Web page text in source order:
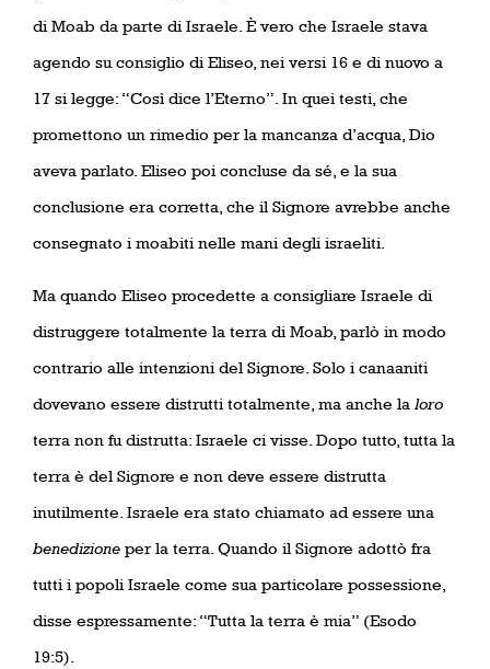
di Moab da parte di Israele. È vero che Israele stava
agendo su consiglio di Eliseo, nei versi 16 e di nuovo a
17 si legge: “Così dice l’Eterno”. In quei testi, che
promettono un rimedio per la mancanza d’acqua, Dio
aveva parlato. Eliseo poi concluse da sé, e la sua
conclusione era corretta, che il Signore avrebbe anche
consegnato i moabiti nelle mani degli israeliti.
Ma quando Eliseo procedette a consigliare Israele di
distruggere totalmente la terra di Moab, parlò in modo
contrario alle intenzioni del Signore. Solo i canaaniti
dovevano essere distrutti totalmente, ma anche la loro
terra non fu distrutta: Israele ci visse. Dopo tutto, tutta la
terra è del Signore e non deve essere distrutta
inutilmente. Israele era stato chiamato ad essere una
benedizione per la terra. Quando il Signore adottò fra
tutti i popoli Israele come sua particolare possessione,
disse espressamente: “Tutta la terra è mia” (Esodo
19:5).